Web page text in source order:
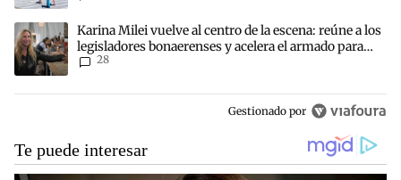
Un artículo de tendencia con el título "Karina Milei vuelve al centro
Karina Milei vuelve al centro de la escena: reúne a los
legisladores bonaerenses y acelera el armado para
2027
28
Gestionado por